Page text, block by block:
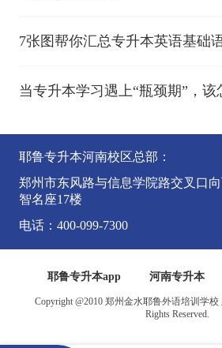
7张图帮你汇总专升本英语基础
当专升本学习遇上“瓶颈期”，该
耶鲁专升本河南校区总部：
郑州市东风路与信息学院路交叉口
智名座17楼
电话：400-099-7300
耶鲁专升本app 河南专升本
Copyright @2010 郑州金水耶鲁外语培训学
Rights Reserved.